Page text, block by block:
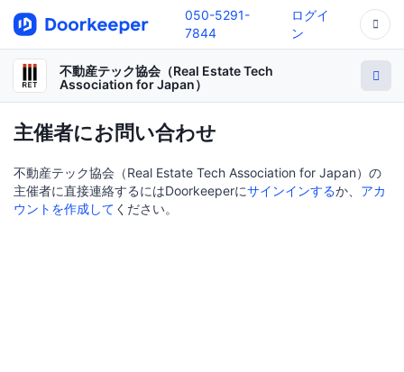
050-5291-
7844
ログイ
ン
不動産テック協会（Real Estate Tech
Association for Japan）
主催者にお問い合わせ
不動産テック協会（Real Estate Tech Association for Japan）の
主催者に直接連絡するにはDoorkeeperにサインインするか、 アカ
ウントを作成して ください。